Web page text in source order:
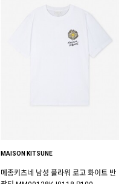
MAISON KITSUNE
메종키츠네 남성 플라워 로고 화이트 반